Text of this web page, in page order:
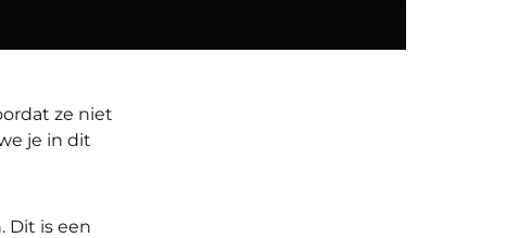
ze niet
je in dit
Dit is een